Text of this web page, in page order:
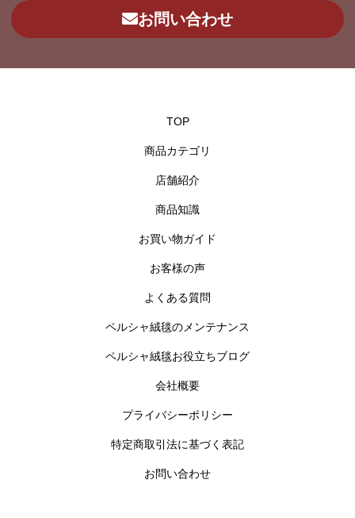
お問い合わせ
TOP
商品カテゴリ
店舗紹介
商品知識
お買い物ガイド
お客様の声
よくある質問
ペルシャ絨毯のメンテナンス
ペルシャ絨毯お役立ちブログ
会社概要
プライバシーポリシー
特定商取引法に基づく表記
お問い合わせ